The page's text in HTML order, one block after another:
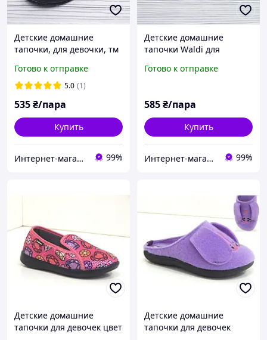
Детские домашние
тапочки, для девочки, тм
бежевые леопард
Готово к отправке
5.0 (1)
535₴/пара
Купить
Интернет-магазин "ELEGRANTIK" 99%
Детские домашние
тапочки Waldi для
белые
Готово к отправке
585₴/пара
Купить
Интернет-магазин "ELEGRANTIK" 99%
Детские домашние
тапочки для девочек цвет
Детские домашние
тапочки для девочек